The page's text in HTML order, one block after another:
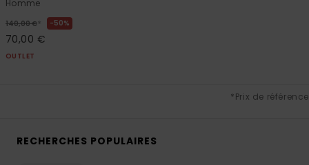
Homme
140,00 € * 50%
70,00 €
OUTLET
*Prix de référence
RECHERCHES POPULAIRES